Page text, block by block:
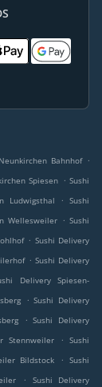
Bahnhof .
Spiesen . Sushi
Ludwigsthal . Sushi
Wellesweiler . Sushi
. Sushi Delivery
. Sushi Delivery
Delivery Spiesen-
. Sushi Delivery
. Sushi Delivery
Stennweiler . Sushi
Bildstock . Sushi
.
Sushi Delivery